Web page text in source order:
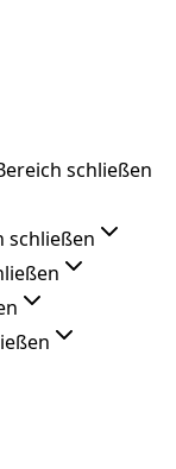
schließen
schließen